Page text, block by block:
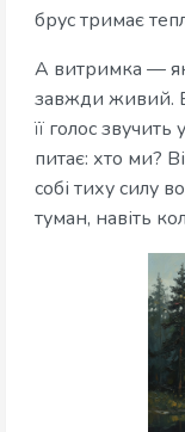
брус тримає
А витримка —
завжди живий.
її голос
питає: хто ми?
собі тиху силу
туман, навіть